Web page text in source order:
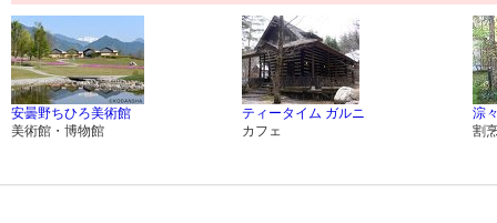
安曇野ちひろ美術館
美術館・博物館
ティータイム ガルニ
カフェ
淙
割